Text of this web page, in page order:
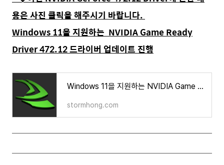
용은 사진 클릭을 해주시기 바랍니다.
Windows 11을 지원하는 NVIDIA Game Ready
Driver 472.12 드라이버 업데이트 진행
Windows 11을 지원하는 NVIDIA Game Ready Driver 472.12 드라이버 업데이트 진행
stormhong.com